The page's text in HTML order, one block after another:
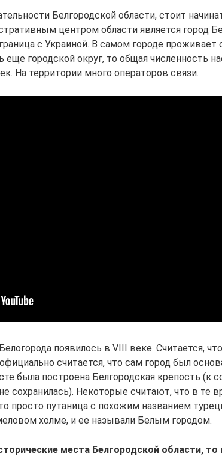
Белгородской области, стоит
центром области является город
с Украиной. В самом городе проживает
еще городской округ, то общая численность
На территории много операторов связи.
появилось в VIII веке. Считается,
считается, что сам город был
была построена Белгородская крепость (к
сохранилась). Некоторые считают, что в те
просто путаница с похожим названием
холме, и ее называли Белым городом.
места Белгородской области, то